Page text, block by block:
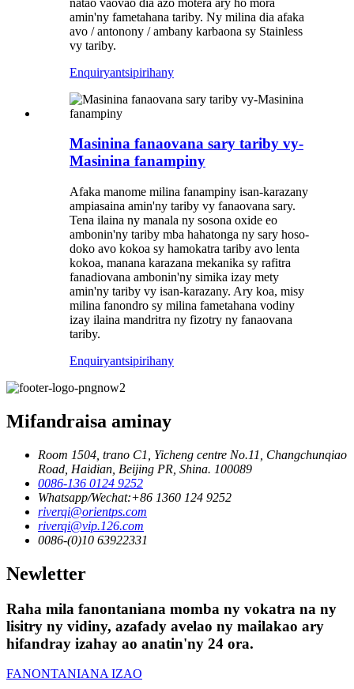
amin'ny fametahana tariby. Ny milina dia afaka
avo / antonony / ambany karbaona sy Stainless
vy tariby.
Enquiryantsipirihany
Masinina fanaovana sary tariby vy-
Masinina fanampiny
Afaka manome milina fanampiny isan-karazany
ampiasaina amin'ny tariby vy fanaovana sary.
Tena ilaina ny manala ny sosona oxide eo
ambonin'ny tariby mba hahatonga ny sary hoso-
doko avo kokoa sy hamokatra tariby avo lenta
kokoa, manana karazana mekanika sy rafitra
fanadiovana ambonin'ny simika izay mety
amin'ny tariby vy isan-karazany. Ary koa, misy
milina fanondro sy milina fametahana vodiny
izay ilaina mandritra ny fizotry ny fanaovana
tariby.
Enquiryantsipirihany
Mifandraisa aminay
Room 1504, trano C1, Yicheng centre No.11, Changchunqiao
Road, Haidian, Beijing PR, Shina. 100089
0086-136 0124 9252
Whatsapp/Wechat:+86 1360 124 9252
riverqi@orientps.com
riverqi@vip.126.com
0086-(0)10 63922331
Newletter
Raha mila fanontaniana momba ny vokatra na ny
lisitry ny vidiny, azafady avelao ny mailakao ary
hifandray izahay ao anatin'ny 24 ora.
FANONTANIANA IZAO